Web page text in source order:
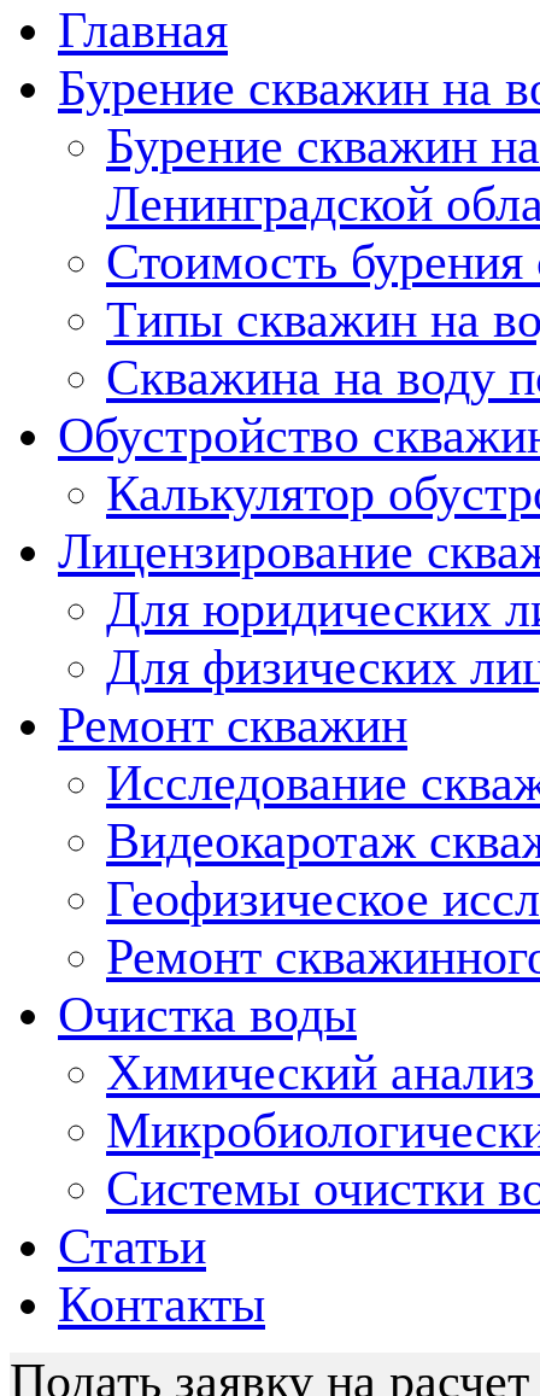
Главная
Бурение скважин на
Бурение скважин
Ленинградской
Стоимость
Типы скважин на
Скважина на воду
Обустройство
Калькулятор
Лицензирование
Для юридических
Для физических
Ремонт скважин
Исследование
Видеокаротаж
Геофизическое
Ремонт
Очистка воды
Химический
Системы очистки
Статьи
Контакты
Подать заявку на расчет